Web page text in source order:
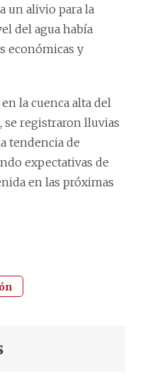
un alivio para la
del agua había
económicas y
la cuenca alta del
se registraron lluvias
tendencia de
expectativas de
en las próximas